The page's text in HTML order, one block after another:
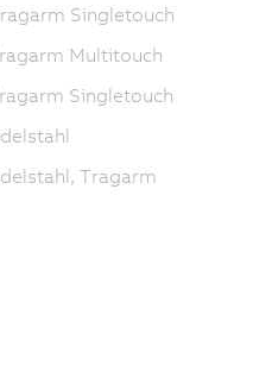
Singletouch
Multitouch
Singletouch
Tragarm